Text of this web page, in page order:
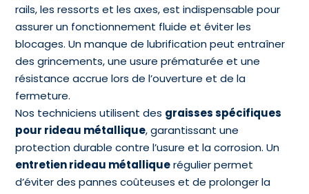
rails, les ressorts et les axes, est indispensable pour
assurer un fonctionnement fluide et éviter les
blocages. Un manque de lubrification peut entraîner
des grincements, une usure prématurée et une
résistance accrue lors de l’ouverture et de la
fermeture.
Nos techniciens utilisent des graisses spécifiques
pour rideau métallique, garantissant une
protection durable contre l’usure et la corrosion. Un
entretien rideau métalliquerégulier permet
d’éviter des pannes coûteuses et de prolonger la